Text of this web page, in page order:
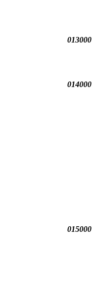
013000
014000
015000